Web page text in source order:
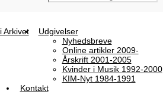
Arkivet
Udgivelser
Nyhedsbreve
Online artikler 2009-
Årskrift 2001-2005
Kvinder i Musik 1992-2000
KIM-Nyt 1984-1991
Kontakt